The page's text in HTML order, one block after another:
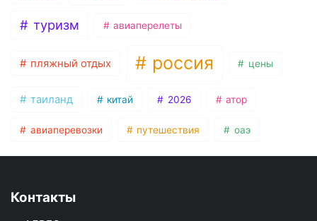
туризм авиаперелеты
пляжный отдых россия цены
таиланд китай 2026 атор
авиаперевозки путешествия оаэ
Контакты